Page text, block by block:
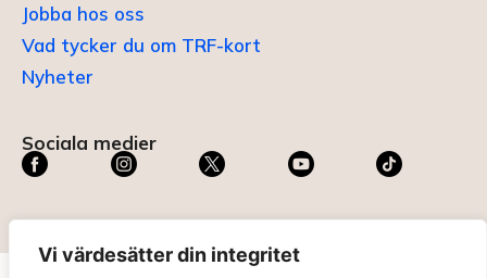
Vi värdesätter din integritet
Jobba hos oss
Vad tycker du om TRF-kort
Nyheter
Sociala medier